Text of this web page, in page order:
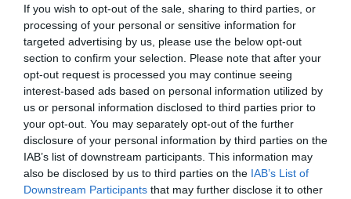
If you wish to opt-out of the sale, sharing to third parties, or
processing of your personal or sensitive information for
targeted advertising by us, please use the below opt-out
section to confirm your selection. Please note that after your
opt-out request is processed you may continue seeing
interest-based ads based on personal information utilized by
us or personal information disclosed to third parties prior to
your opt-out. You may separately opt-out of the further
disclosure of your personal information by third parties on the
IAB’s list of downstream participants. This information may
also be disclosed by us to third parties on the IAB’s List of
Downstream Participants that may further disclose it to other
divulgaram o balanço operacional referente ao ano de
2024, destacando um esforço notável no apoio à
comunidade.
Principais números do ano:
3.696 ocorrênciasregistadas.
Mais de 415.000 quilómetros percorridospara responder
a emergências e prestar serviços.
8.575 bombeiros/as empenhados/as em diversas
operações, garantindo a segurança e o bem-estar da
população.
Estes números refletem o compromisso e a dedicação
desta corporação ao longo do ano, enfrentando desafios
para proteger e servir a comunidade.